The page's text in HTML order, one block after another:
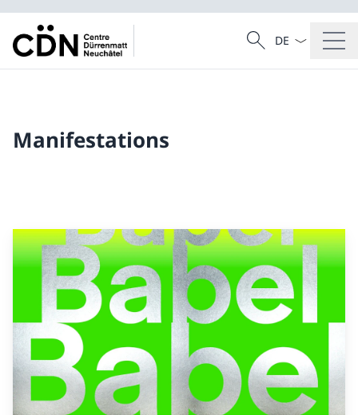
Recherche
Recherche
La langue
Manifestations